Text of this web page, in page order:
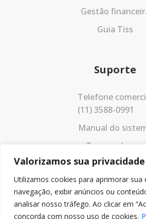
Valorizamos sua privacidade
Utilizamos cookies para aprimorar sua
navegação, exibir anúncios ou
analisar nosso tráfego. Ao clicar em
concorda com nosso uso de cookies.
Gestão
Guia Tiss
Suporte
Telefone
(11) 3588-0991
Manual do
Termos de uso
Política de